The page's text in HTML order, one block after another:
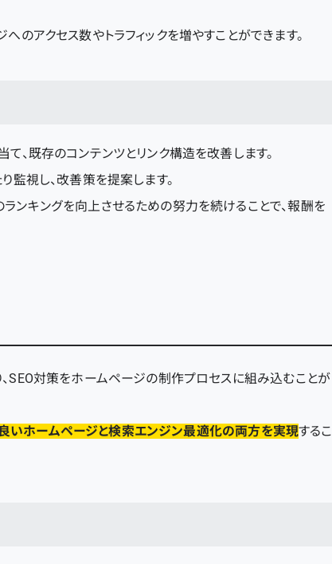
のアクセス数やトラフィックを増やすことができます。
既存のコンテンツとリンク構造を改善します。
視し、改善策を提案します。
ンキングを向上させるための努力を続けることで、報酬を
SEO対策をホームページの制作プロセスに組み込むことが
いホームページと検索エンジン最適化の両方を実現するこ